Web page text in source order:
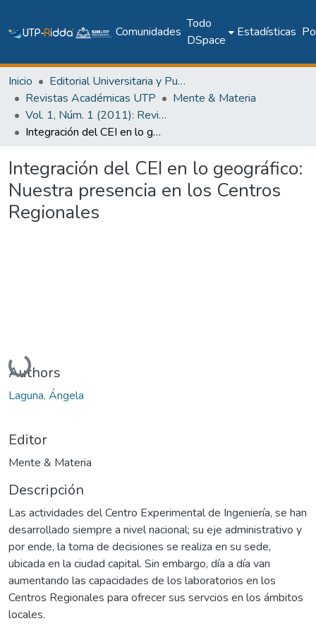
Comunidades
Todo
DSpace
Estadísticas
Inicio
Editorial Universitaria y Publicaciones Seriadas
Revistas Académicas UTP
Mente & Materia
Vol. 1, Núm. 1 (2011): Revista Mente & Materia
Integración del CEI en lo geográfico: Nuestra presencia en los Centros Regionales
Integración del CEI en lo geográfico:
Nuestra presencia en los Centros
Regionales
Cargando...
Authors
Laguna, Ángela
Editor
Mente & Materia
Descripción
Las actividades del Centro Experimental de Ingeniería, se han
desarrollado siempre a nivel nacional; su eje administrativo y
por ende, la toma de decisiones se realiza en su sede,
ubicada en la ciudad capital. Sin embargo, día a día van
aumentando las capacidades de los laboratorios en los
Centros Regionales para ofrecer sus servcios en los ámbitos
locales.